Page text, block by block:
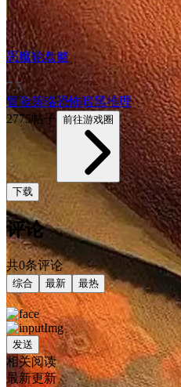
恶魔轮盘赌
7.5
冒险策略恐怖暗黑推理
2775帖子 前往游戏圈
下载
评论
共0条评论
综合 最新 最热
发送
相关阅读
最新更新